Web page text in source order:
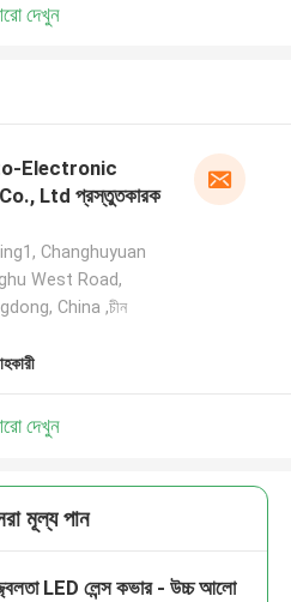
দেখুন
Electronic
Ltd প্রস্তুতকারক
Changhuyuan
West Road,
China ,চীন
দেখুন
মূল্য পান
LED লেন্স কভার - উচ্চ আলো